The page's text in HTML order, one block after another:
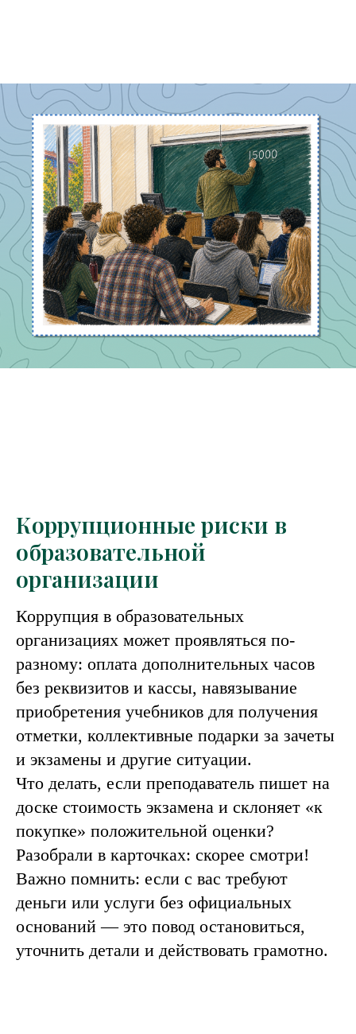
Коррупционные риски в
образовательной
организации
Коррупция в образовательных
организациях может проявляться по-
разному: оплата дополнительных часов
без реквизитов и кассы, навязывание
приобретения учебников для получения
отметки, коллективные подарки за зачеты
и экзамены и другие ситуации.
Что делать, если преподаватель пишет на
доске стоимость экзамена и склоняет «к
покупке» положительной оценки?
Разобрали в карточках: скорее смотри!
Важно помнить: если с вас требуют
деньги или услуги без официальных
оснований — это повод остановиться,
уточнить детали и действовать грамотно.